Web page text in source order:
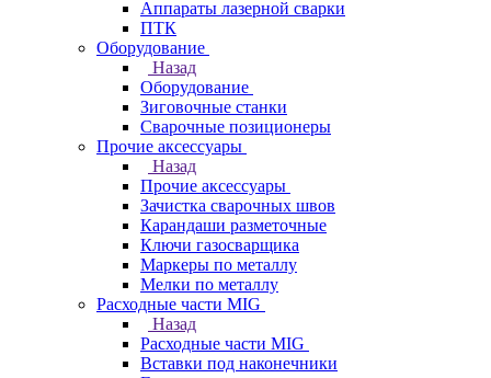
Аппараты лазерной сварки
ПТК
Оборудование
Назад
Оборудование
Зиговочные станки
Сварочные позиционеры
Прочие аксессуары
Назад
Прочие аксессуары
Зачистка сварочных швов
Карандаши разметочные
Ключи газосварщика
Маркеры по металлу
Мелки по металлу
Расходные части MIG
Назад
Расходные части MIG
Вставки под наконечники